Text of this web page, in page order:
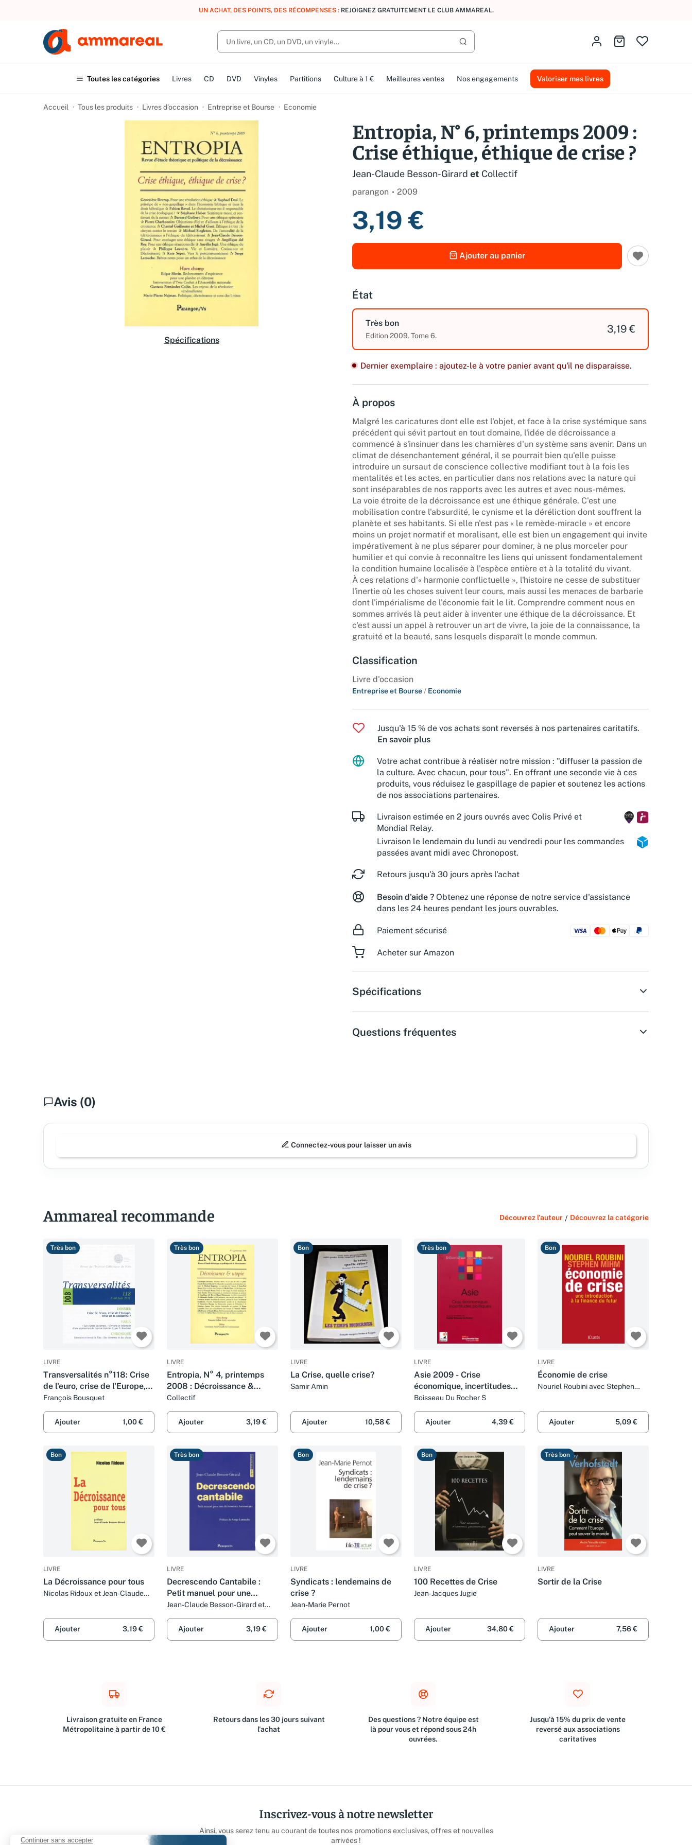
UN ACHAT, DES POINTS, DES RÉCOMPENSES : REJOIGNEZ GRATUITEMENT LE CLUB AMMAREAL.
Lancer la recherche
Identifiez-vousAller au panier
Toutes les catégories Livres CD DVD Vinyles Partitions Culture à 1 € Meilleures ventes Nos engagements Valoriser mes livres
Accueil Tous les produits Livres d’occasion Entreprise et Bourse Economie
Spécifications
Entropia, N° 6, printemps 2009 :
Crise éthique, éthique de crise ?
Jean-Claude Besson-Girard et Collectif
parangon 2009
3,19 €
Ajouter au panier
État
Très bon
Edition 2009. Tome 6.
3,19 €
Dernier exemplaire : ajoutez-le à votre panier avant qu'il ne disparaisse.
À propos
Malgré les caricatures dont elle est l'objet, et face à la crise systémique sans
précédent qui sévit partout en tout domaine, l'idée de décroissance a
commencé à s'insinuer dans les charnières d'un système sans avenir. Dans un
climat de désenchantement général, il se pourrait bien qu'elle puisse
introduire un sursaut de conscience collective modifiant tout à la fois les
mentalités et les actes, en particulier dans nos relations avec la nature qui
sont inséparables de nos rapports avec les autres et avec nous-mêmes.
La voie étroite de la décroissance est une éthique générale. C'est une
mobilisation contre l'absurdité, le cynisme et la déréliction dont souffrent la
planète et ses habitants. Si elle n'est pas « le remède-miracle » et encore
moins un projet normatif et moralisant, elle est bien un engagement qui invite
impérativement à ne plus séparer pour dominer, à ne plus morceler pour
humilier et qui convie à reconnaître les liens qui unissent fondamentalement
la condition humaine localisée à l'espèce entière et à la totalité du vivant.
À ces relations d'« harmonie conflictuelle », l'histoire ne cesse de substituer
l'inertie où les choses suivent leur cours, mais aussi les menaces de barbarie
dont l'impérialisme de l'économie fait le lit. Comprendre comment nous en
sommes arrivés là peut aider à inventer une éthique de la décroissance. Et
c'est aussi un appel à retrouver un art de vivre, la joie de la connaissance, la
gratuité et la beauté, sans lesquels disparaît le monde commun.
Classification
Livre d'occasion
Entreprise et Bourse / Economie
Jusqu'à 15 % de vos achats sont reversés à nos partenaires caritatifs.
En savoir plus
Votre achat contribue à réaliser notre mission : "diffuser la passion de
la culture. Avec chacun, pour tous". En offrant une seconde vie à ces
produits, vous réduisez le gaspillage de papier et soutenez les actions
de nos associations partenaires.
Livraison estimée en 2 jours ouvrés avec Colis Privé et
Mondial Relay.
Livraison le lendemain du lundi au vendredi pour les commandes
passées avant midi avec Chronopost.
Retours jusqu'à 30 jours après l'achat
Besoin d'aide ? Obtenez une réponse de notre service d'assistance
dans les 24 heures pendant les jours ouvrables.
Paiement sécurisé
Acheter sur Amazon
Spécifications
Questions fréquentes
Avis (0)
Connectez-vous pour laisser un avis
Ammareal recommande Découvrez l'auteur / Découvrez la catégorie
Très bon
LIVRE
Transversalités n°118: Crise
de l'euro, crise de l'Europe,
crise de la solidarité ?
François Bousquet
Ajouter 1,00 €
Très bon
LIVRE
Entropia, N° 4, printemps
2008 : Décroissance &
utopie
Collectif
Ajouter 3,19 €
Bon
LIVRE
La Crise, quelle crise?
Samir Amin
Ajouter 10,58 €
Très bon
LIVRE
Asie 2009 - Crise
économique, incertitudes
politiques
Boisseau Du Rocher S
Ajouter 4,39 €
Bon
LIVRE
Économie de crise
Nouriel Roubini avec Stephen
Ajouter 5,09 €
Bon
LIVRE
La Décroissance pour tous
Nicolas Ridoux et Jean-Claude
Ajouter 3,19 €
Très bon
LIVRE
Decrescendo Cantabile :
Petit manuel pour une
décroissance harmonique
Jean-Claude Besson-Girard et
Ajouter
3,19 €
Bon
LIVRE
Syndicats : lendemains de
crise ?
Jean-Marie Pernot
Ajouter 1,00 €
Bon
LIVRE
100 Recettes de Crise
Jean-Jacques Jugie
Ajouter 34,80 €
Très bon
LIVRE
Sortir de la Crise
Ajouter 7,56 €
Livraison gratuite en France
Métropolitaine à partir de 10 €
Retours dans les 30 jours suivant
l'achat
Des questions ? Notre équipe est
là pour vous et répond sous 24h
ouvrées.
Jusqu'à 15% du prix de vente
reversé aux associations
caritatives
Inscrivez-vous à notre newsletter
Ainsi, vous serez tenu au courant de toutes nos promotions exclusives, offres et nouvelles
arrivées !